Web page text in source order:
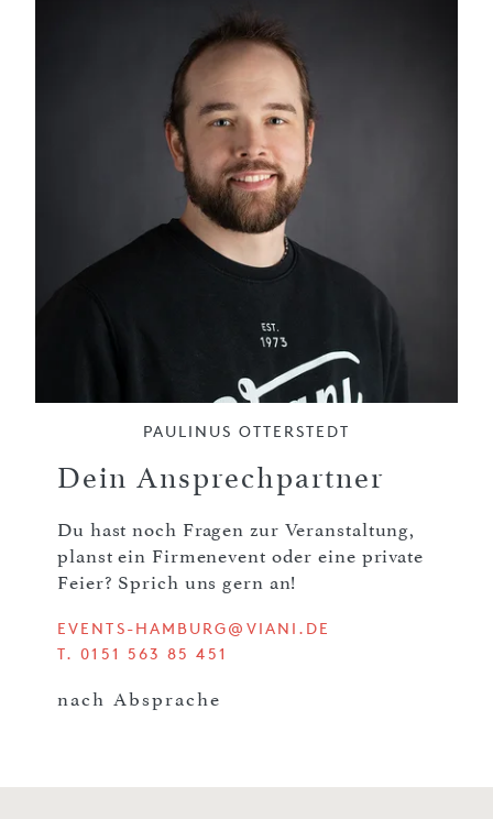
PAULINUS OTTERSTEDT
Dein Ansprechpartner
Du hast noch Fragen zur Veranstaltung,
planst ein Firmenevent oder eine private
Feier? Sprich uns gern an!
EVENTS-HAMBURG@VIANI.DE
T. 0151 563 85 451
nach Absprache